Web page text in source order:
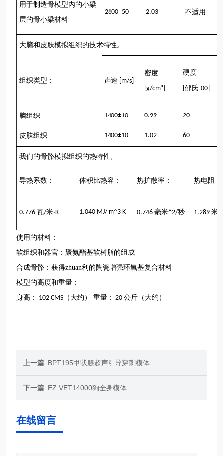
用于制造骨模型内的小梁
层的骨小梁材料
2800±50 2.03 不适用
大脑和皮肤模拟组织的技术特性。
组织类型： 声速 [m/s]
密度
[g/cm³]
硬度
[邵氏00]
脑组织 1400±10 0.99 20
皮肤组织 1400±10 1.02 60
我们的骨骼模拟组织的热特性。
导热系数： 体积比热容 ： 热扩散率： 热电阻：
0.776瓦/米·K 1.040 MJ/ m^3 K 0.746毫米^2/秒 1.289米
使用的材料：
软组织和器官：聚氨酯基软树脂的组成
合成骨骼：获得zhuan利的陶瓷增强环氧基复合材料
模型的高度和重量：
身高 ： 102 CMS （大约） 重量 ： 20公斤（大约）
上一篇 BPT195甲状腺超声引导穿刺模体
下一篇 EZ VET14000狗全身模体
在线留言